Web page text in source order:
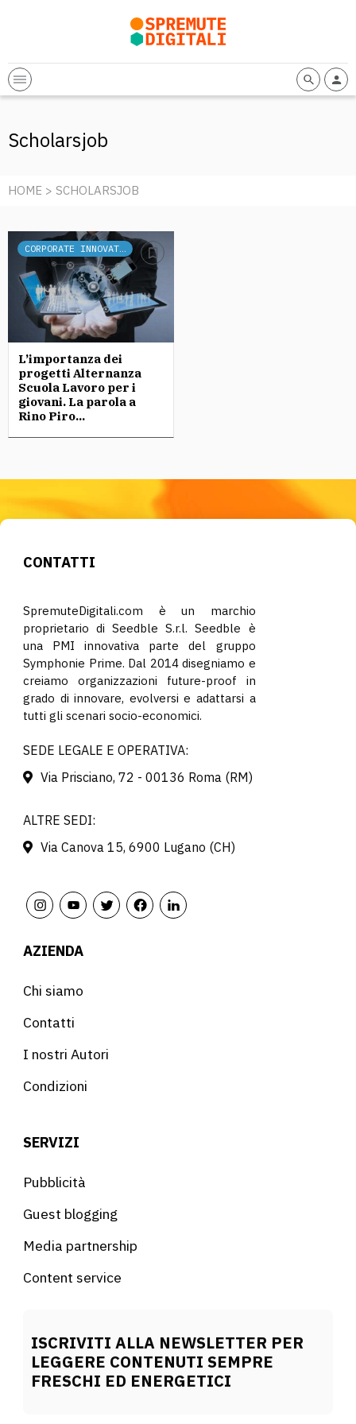
Scholarsjob
HOME > SCHOLARSJOB
CORPORATE INNOVATION
L’importanza dei
progetti Alternanza
Scuola Lavoro per i
giovani. La parola a
Rino Piro...
CONTATTI
SpremuteDigitali.com è un marchio
proprietario di Seedble S.r.l. Seedble è
una PMI innovativa parte del gruppo
Symphonie Prime. Dal 2014 disegniamo e
creiamo organizzazioni future-proof in
grado di innovare, evolversi e adattarsi a
tutti gli scenari socio-economici.
SEDE LEGALE E OPERATIVA:
Via Prisciano, 72 - 00136 Roma (RM)
ALTRE SEDI:
Via Canova 15, 6900 Lugano (CH)
AZIENDA
Chi siamo
Contatti
I nostri Autori
Condizioni
SERVIZI
Pubblicità
Guest blogging
Media partnership
Content service
ISCRIVITI ALLA NEWSLETTER PER
LEGGERE CONTENUTI SEMPRE
FRESCHI ED ENERGETICI